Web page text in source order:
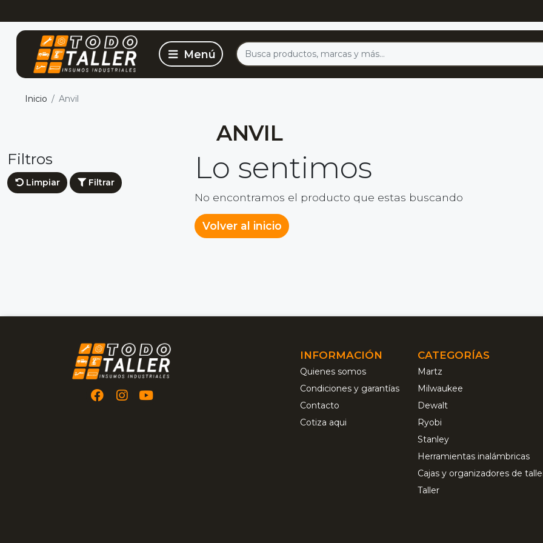
Inicio Anvil
ANVIL
Filtros
Limpiar Filtrar Lo sentimos
No encontramos el producto que estas buscando
Volver al inicio
INFORMACIÓN
Quienes somos
Condiciones y garantías
Contacto
Cotiza aqui
CATEGORÍAS
Martz
Milwaukee
Dewalt
Ryobi
Stanley
Herramientas inalámbricas
Cajas y organizadores de
Taller